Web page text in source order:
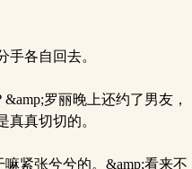
各自回去。
罗丽晚上还约了男友，
真真切切的。
紧张兮兮的。&amp;看来不